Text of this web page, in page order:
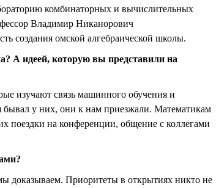
комбинаторных и вычислительных
Владимир Никанорович
омской алгебраической школы.
А идеей, которую вы представили на
изучают связь машинного обучения и
бывал у них, они к нам приезжали. Математикам
поездки на конференции, общение с коллегами
доказываем. Приоритеты в открытиях никто не